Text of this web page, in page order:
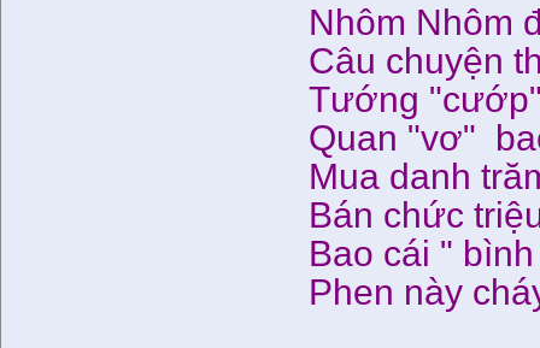
Nhôm Nhôm
Câu chuyện
Tướng
Quan "vơ"
Mua danh
Bán chức
Bao cái "
Phen này